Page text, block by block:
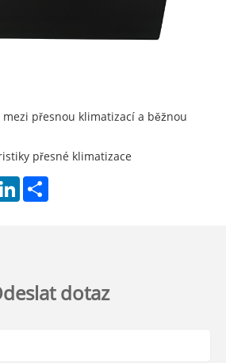
mezi přesnou klimatizací a běžnou
přesné klimatizace
LinkedIn
dotaz